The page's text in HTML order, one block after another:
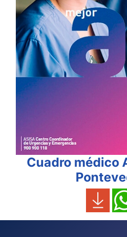
Cuadro médico